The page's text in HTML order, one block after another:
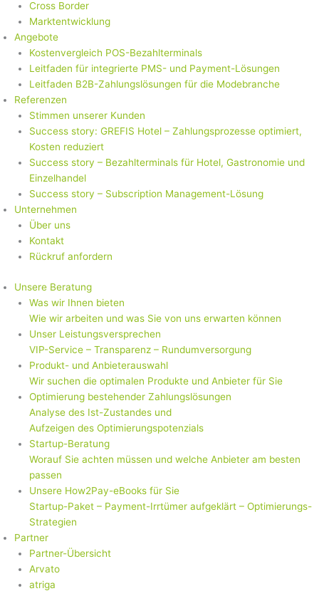
Cross Border
Marktentwicklung
Angebote
Kostenvergleich POS-Bezahlterminals
Leitfaden für integrierte PMS- und Payment-Lösungen
Leitfaden B2B-Zahlungslösungen für die Modebranche
Referenzen
Stimmen unserer Kunden
Success story: GREFIS Hotel – Zahlungsprozesse optimiert,
Kosten reduziert
Success story – Bezahlterminals für Hotel, Gastronomie und
Einzelhandel
Success story – Subscription Management-Lösung
Unternehmen
Über uns
Kontakt
Rückruf anfordern
Unsere Beratung
Was wir Ihnen bieten
Wie wir arbeiten und was Sie von uns erwarten können
Unser Leistungsversprechen
VIP-Service – Transparenz – Rundumversorgung
Produkt- und Anbieterauswahl
Wir suchen die optimalen Produkte und Anbieter für Sie
Optimierung bestehender Zahlungslösungen
Analyse des Ist-Zustandes und
Aufzeigen des Optimierungspotenzials
Startup-Beratung
Worauf Sie achten müssen und welche Anbieter am besten
passen
Unsere How2Pay-eBooks für Sie
Startup-Paket – Payment-Irrtümer aufgeklärt – Optimierungs-
Strategien
Partner
Partner-Übersicht
Arvato
atriga